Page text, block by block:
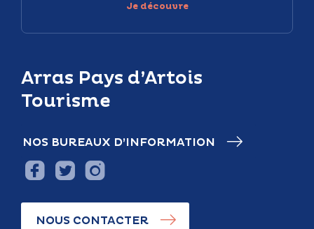
Arras Pays d’Artois
Tourisme
NOS BUREAUX D’INFORMATION
NOUS CONTACTER
Je découvre